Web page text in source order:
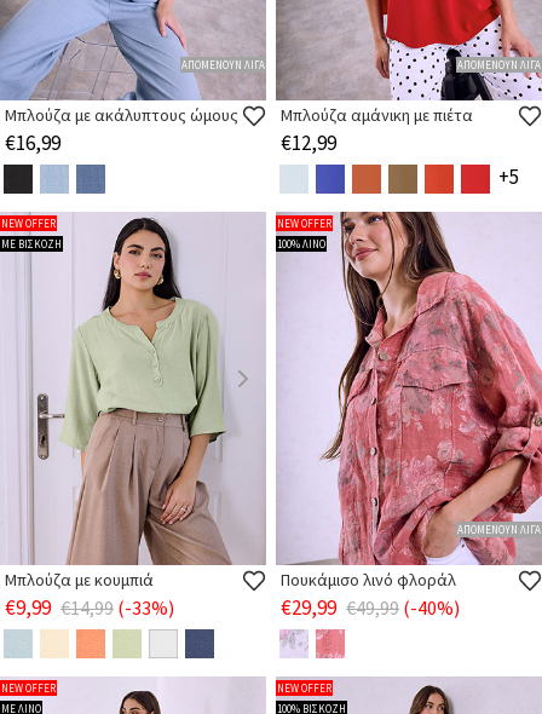
ΑΠΟΜΕΝΟΥΝ ΛΙΓΑ
Μπλούζα με ακάλυπτους ώμους
€16,99
ΑΠΟΜΕΝΟΥΝ ΛΙΓΑ
Μπλούζα αμάνικη με πιέτα
€12,99
+5
NEW OFFER
ΜΕ ΒΙΣΚΟΖΗ
Μπλούζα με κουμπιά
€9,99 €14,99 (-33%)
NEW OFFER
100% ΛΙΝΟ
ΑΠΟΜΕΝΟΥΝ ΛΙΓΑ
Πουκάμισο λινό φλοράλ
€29,99 €49,99 (-40%)
NEW OFFER
ΜΕ ΛΙΝΟ
NEW OFFER
100% ΒΙΣΚΟΖΗ